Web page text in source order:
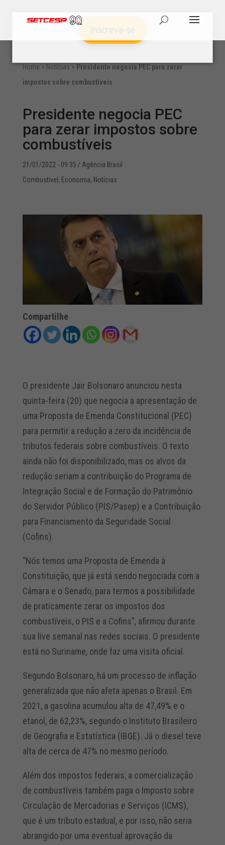
Home > Notícias > Presidente negocia PEC para zerar
impostos sobre combustíveis
Presidente negocia PEC
para zerar impostos sobre
combustíveis
21/01/2022 - 09:35 / Agência Brasil
Combustível , Economia, Notícias
Compartilhe
O presidente Jair Bolsonaro anunciou nesta
quinta-feira (20) que negocia a apresentação de
uma Proposta de Emenda Constitucional (PEC)
para permitir a redução a zero da incidência de
tributos federais sobre combustíveis. O texto
ainda não foi disponibilizado, mas os alvos da
redução seriam a contribuição do Programa de
Integração Social e de Formação do Patrimônio
do Servidor Público (PIS/Pasep) e a Contribuição
para Financiamento da Seguridade Social
(Cofins).
“Nós temos uma Proposta de Emenda à
Constituição, que já está sendo negociada com a
Câmara e o Senado, para termos a possibilidade
de praticamente zerar os impostos dos
combustíveis, o PIS e a Cofins”, afirmou durante
sua live semanal nas redes sociais. O presidente
está no Suriname, onde faz uma visita oficial.
Segundo Bolsonaro, há um processo de inflação
generalizada que não afeta apenas o Brasil. Em
2021, a gasolina acumulou alta de 47,49% e o
etanol, de 62,23%, segundo o Instituto Brasileiro
de Geografia e Estatística (IBGE). Já o diesel teve
alta de cerca de 47% no mesmo período.
Além dos impostos federais, a comercialização
de combustíveis também paga o Imposto sobre
Circulação de Mercadorias e Serviços (ICMS),
que é um tributo estadual, e por isso, não seria
abrangido por uma eventual aprovação da